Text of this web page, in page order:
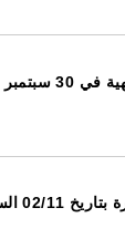
سبتمبر
11:30